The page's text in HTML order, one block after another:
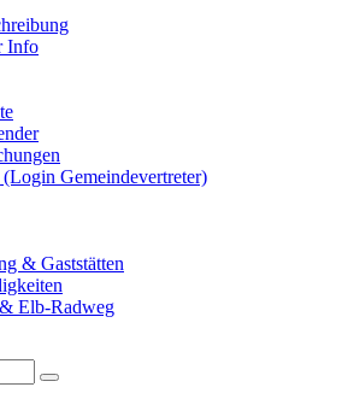
Info
Gemeindevertreter)
& Gaststätten
Elb-Radweg